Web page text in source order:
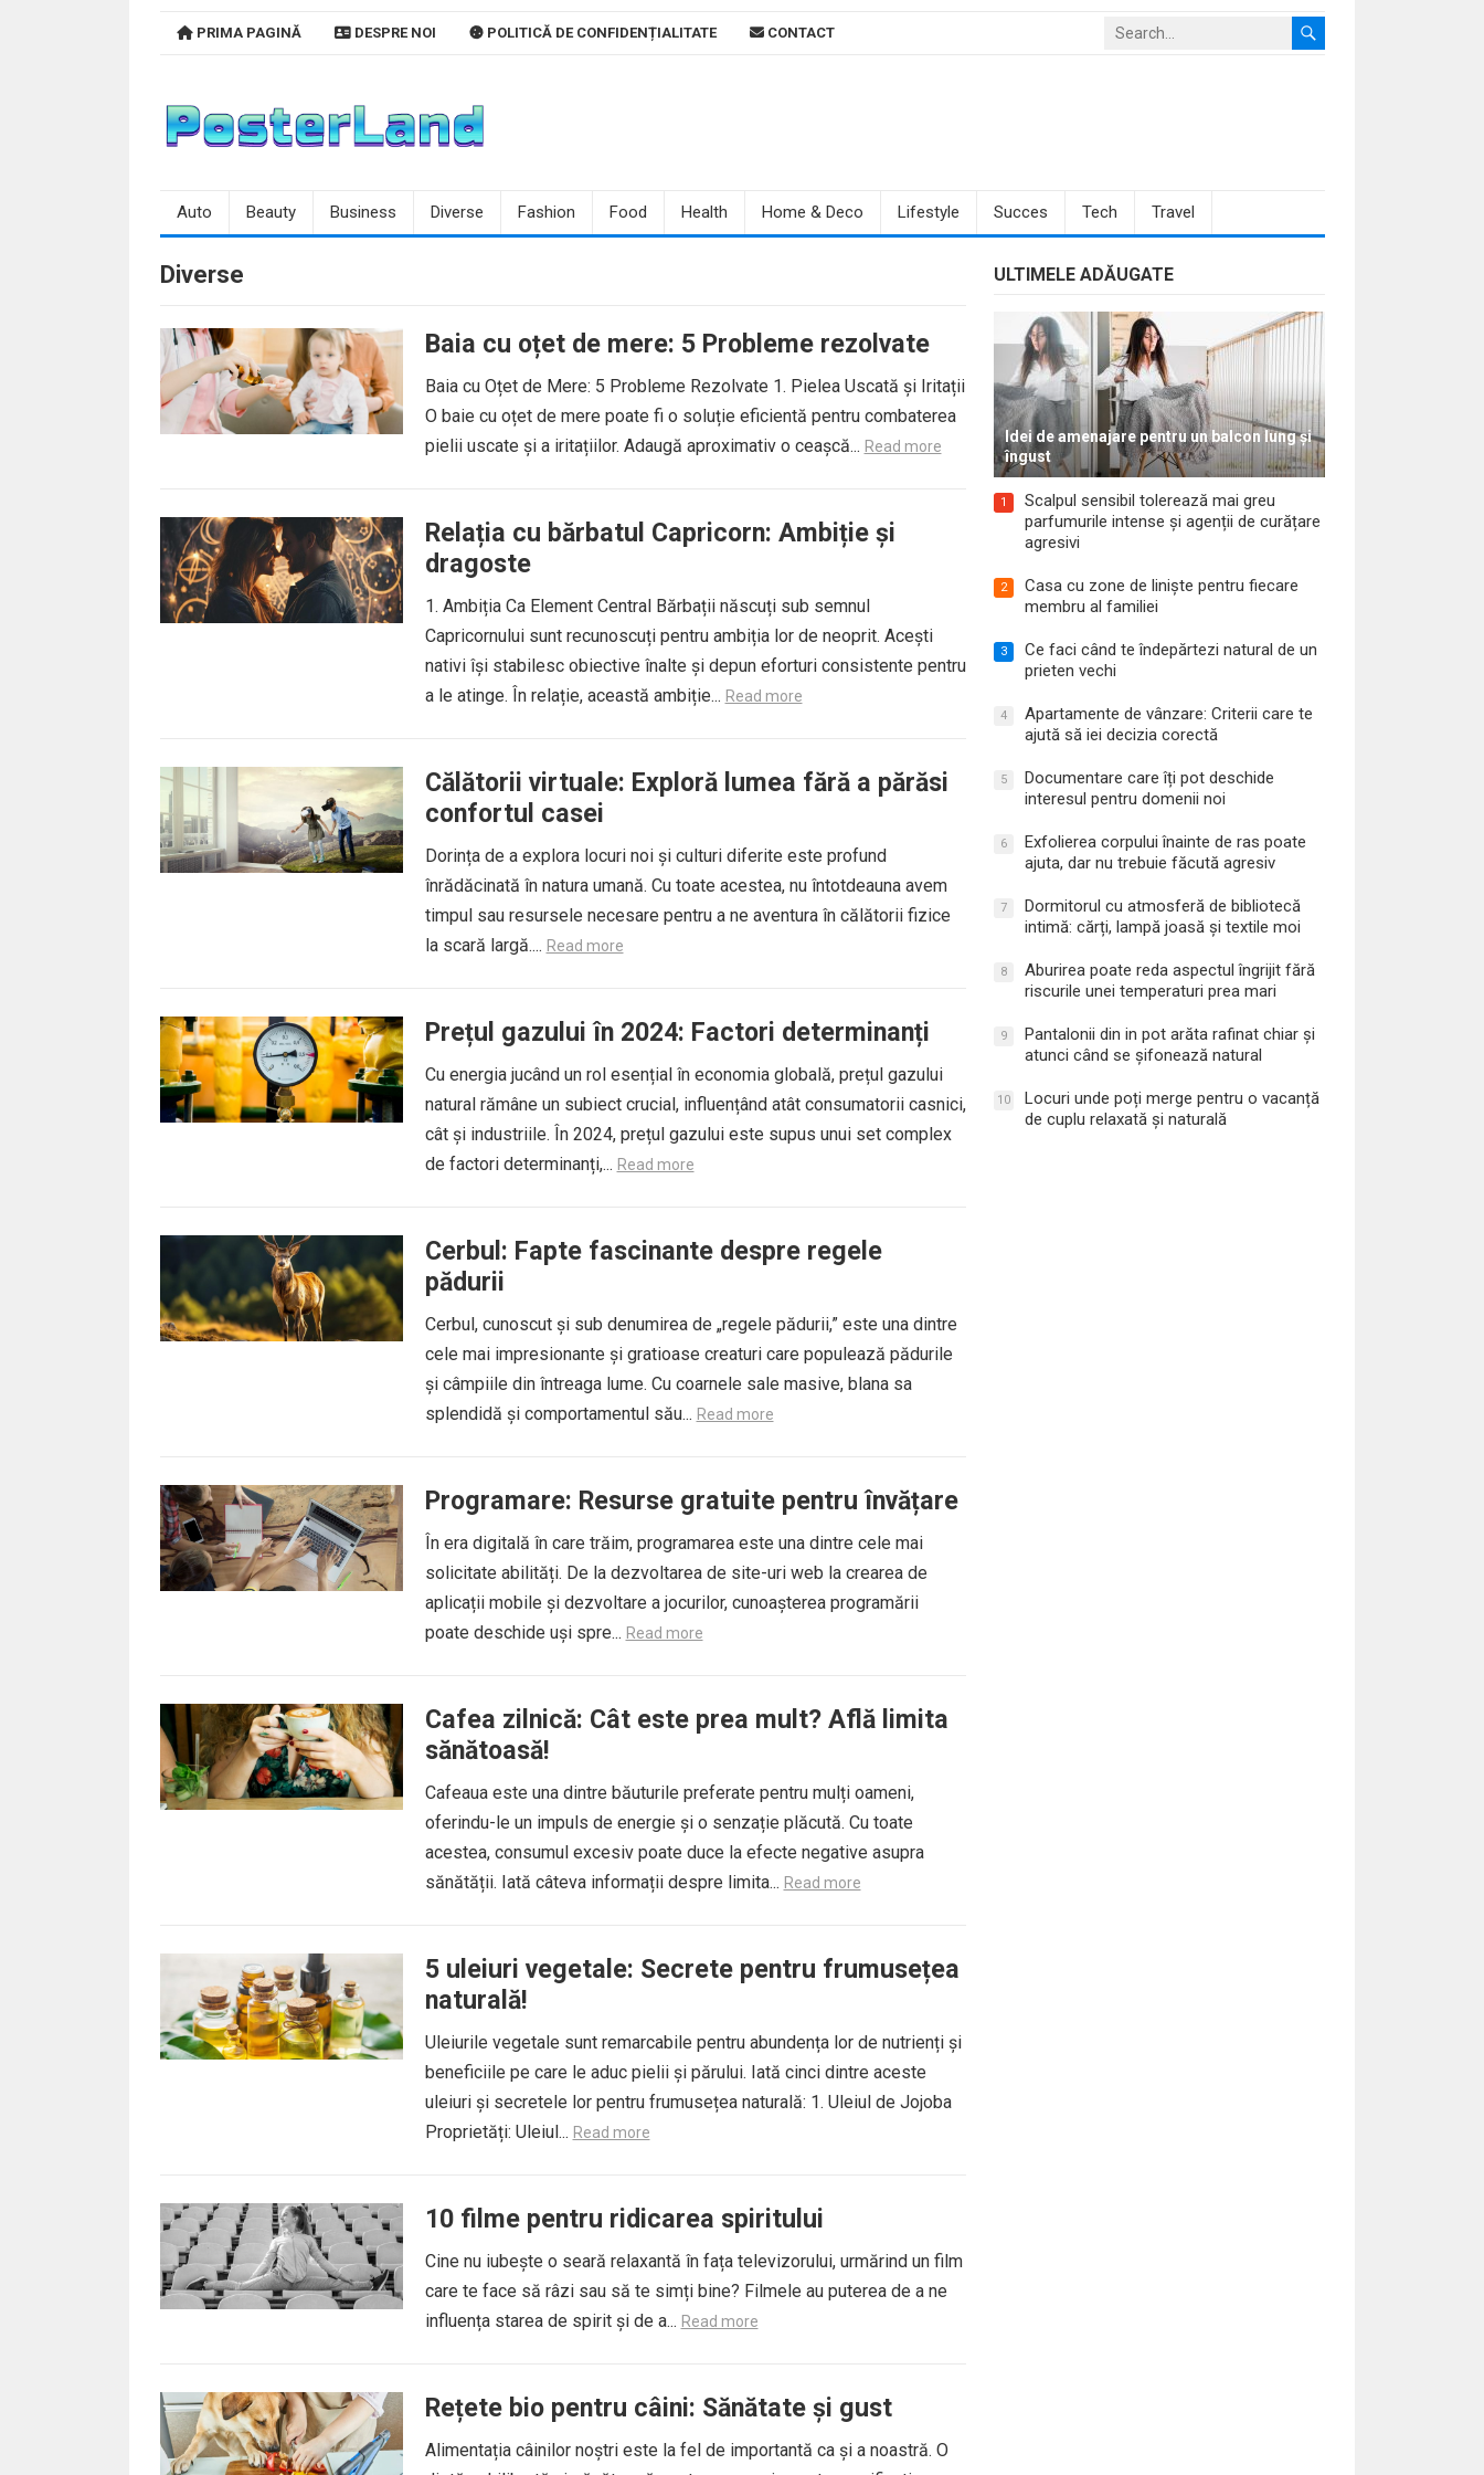
PRIMA PAGINĂ DESPRE NOI POLITICĂ DE CONFIDENȚIALITATE CONTACT
Auto Beauty Business Diverse Fashion Food Health Home & Deco Lifestyle Succes Tech Travel
Diverse
Baia cu oțet de mere: 5 Probleme rezolvate
Baia cu Oțet de Mere: 5 Probleme Rezolvate 1. Pielea Uscată și Iritații
O baie cu oțet de mere poate fi o soluție eficientă pentru combaterea
pielii uscate și a iritațiilor. Adaugă aproximativ o ceașcă... Read more
Relația cu bărbatul Capricorn: Ambiție și
dragoste
1. Ambiția Ca Element Central Bărbații născuți sub semnul
Capricornului sunt recunoscuți pentru ambiția lor de neoprit. Acești
nativi își stabilesc obiective înalte și depun eforturi consistente pentru
a le atinge. În relație, această ambiție... Read more
Călătorii virtuale: Exploră lumea fără a părăsi
confortul casei
Dorința de a explora locuri noi și culturi diferite este profund
înrădăcinată în natura umană. Cu toate acestea, nu întotdeauna avem
timpul sau resursele necesare pentru a ne aventura în călătorii fizice
la scară largă.... Read more
Prețul gazului în 2024: Factori determinanți
Cu energia jucând un rol esențial în economia globală, prețul gazului
natural rămâne un subiect crucial, influențând atât consumatorii casnici,
cât și industriile. În 2024, prețul gazului este supus unui set complex
de factori determinanți,... Read more
Cerbul: Fapte fascinante despre regele
pădurii
Cerbul, cunoscut și sub denumirea de „regele pădurii,” este una dintre
cele mai impresionante și gratioase creaturi care populează pădurile
și câmpiile din întreaga lume. Cu coarnele sale masive, blana sa
splendidă și comportamentul său... Read more
Programare: Resurse gratuite pentru învățare
În era digitală în care trăim, programarea este una dintre cele mai
solicitate abilități. De la dezvoltarea de site-uri web la crearea de
aplicații mobile și dezvoltare a jocurilor, cunoașterea programării
poate deschide uși spre... Read more
Cafea zilnică: Cât este prea mult? Află limita
sănătoasă!
Cafeaua este una dintre băuturile preferate pentru mulți oameni,
oferindu-le un impuls de energie și o senzație plăcută. Cu toate
acestea, consumul excesiv poate duce la efecte negative asupra
sănătății. Iată câteva informații despre limita... Read more
5 uleiuri vegetale: Secrete pentru frumusețea
naturală!
Uleiurile vegetale sunt remarcabile pentru abundența lor de nutrienți și
beneficiile pe care le aduc pielii și părului. Iată cinci dintre aceste
uleiuri și secretele lor pentru frumusețea naturală: 1. Uleiul de Jojoba
Proprietăți: Uleiul... Read more
10 filme pentru ridicarea spiritului
Cine nu iubește o seară relaxantă în fața televizorului, urmărind un film
care te face să râzi sau să te simți bine? Filmele au puterea de a ne
influența starea de spirit și de a... Read more
Rețete bio pentru câini: Sănătate și gust
Alimentația câinilor noștri este la fel de importantă ca și a noastră. O
ULTIMELE ADĂUGATE
Idei de amenajare pentru un balcon lung și
îngust
1
Scalpul sensibil tolerează mai greu
parfumurile intense și agenții de curățare
agresivi
2
Casa cu zone de liniște pentru fiecare
membru al familiei
3
Ce faci când te îndepărtezi natural de un
prieten vechi
4
Apartamente de vânzare: Criterii care te
ajută să iei decizia corectă
5
Documentare care îți pot deschide
interesul pentru domenii noi
6
Exfolierea corpului înainte de ras poate
ajuta, dar nu trebuie făcută agresiv
7
Dormitorul cu atmosferă de bibliotecă
intimă: cărți, lampă joasă și textile moi
8
Aburirea poate reda aspectul îngrijit fără
riscurile unei temperaturi prea mari
9
Pantalonii din in pot arăta rafinat chiar și
atunci când se șifonează natural
10
Locuri unde poți merge pentru o vacanță
de cuplu relaxată și naturală